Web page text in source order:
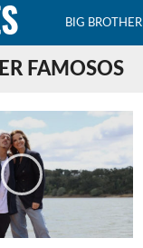
BIG BROTHER
FAMOSOS